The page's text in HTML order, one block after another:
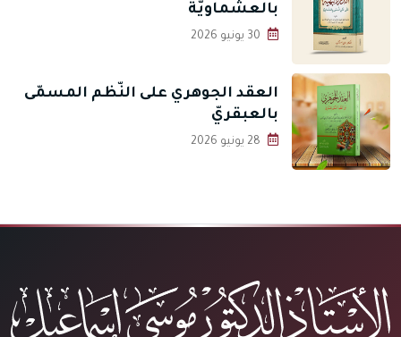
بالعشماويَّة
العقد الجوهري على النّظم المسمّى
بالعبقريّ